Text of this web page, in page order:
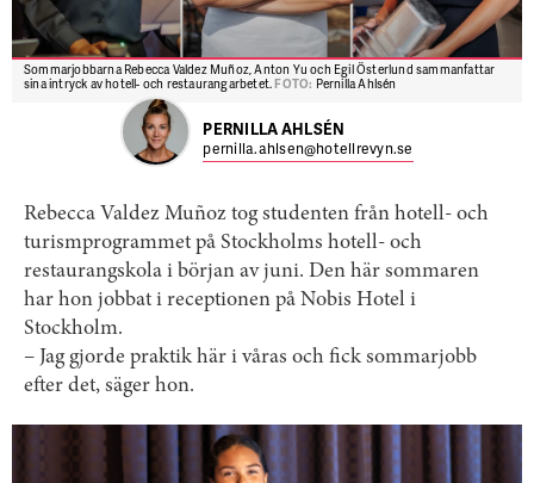
Sommarjobbarna Rebecca Valdez Muñoz, Anton Yu och Egil Österlund sammanfattar
sina intryck av hotell- och restaurangarbetet.FOTO: Pernilla Ahlsén
PERNILLA AHLSÉN
pernilla.ahlsen@hotellrevyn.se
Rebecca Valdez Muñoz tog studenten från hotell- och
turismprogrammet på Stockholms hotell- och
restaurangskola i början av juni. Den här sommaren
har hon jobbat i receptionen på Nobis Hotel i
Stockholm.
– Jag gjorde praktik här i våras och fick sommarjobb
efter det, säger hon.